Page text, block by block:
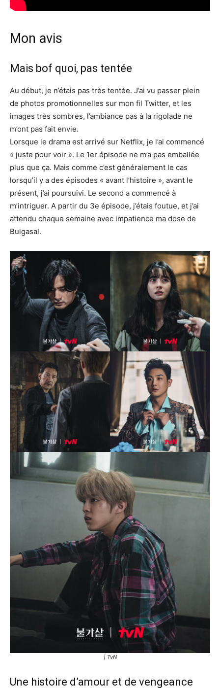
Mon avis
Mais bof quoi, pas tentée
Au début, je n’étais pas très tentée. J’ai vu passer plein
de photos promotionnelles sur mon fil Twitter, et les
images très sombres, l’ambiance pas à la rigolade ne
m’ont pas fait envie.
Lorsque le drama est arrivé sur Netflix, je l’ai commencé
« juste pour voir ». Le 1er épisode ne m’a pas emballée
plus que ça. Mais comme c’est généralement le cas
lorsqu’il y a des épisodes « avant l’histoire », avant le
présent, j’ai poursuivi. Le second a commencé à
m’intriguer. A partir du 3e épisode, j’étais foutue, et j’ai
attendu chaque semaine avec impatience ma dose de
Bulgasal.
| TvN
Une histoire d’amour et de vengeance